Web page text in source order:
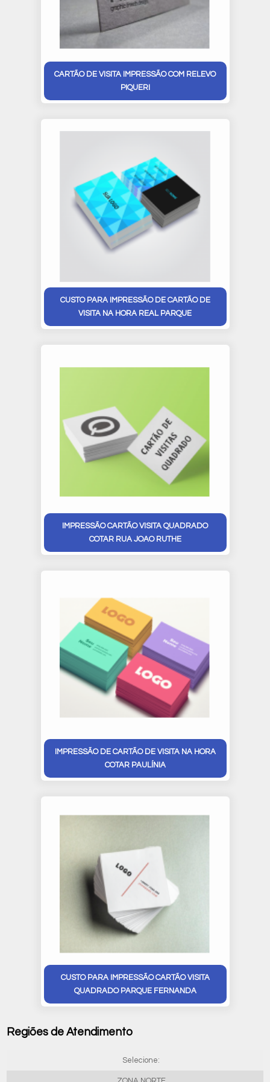
CARTÃO DE VISITA IMPRESSÃO COM RELEVO
PIQUERI
CUSTO PARA IMPRESSÃO DE CARTÃO DE
VISITA NA HORA REAL PARQUE
IMPRESSÃO CARTÃO VISITA QUADRADO
COTAR RUA JOAO RUTHE
IMPRESSÃO DE CARTÃO DE VISITA NA HORA
COTAR PAULÍNIA
CUSTO PARA IMPRESSÃO CARTÃO VISITA
QUADRADO PARQUE FERNANDA
Regiões de Atendimento
Selecione: